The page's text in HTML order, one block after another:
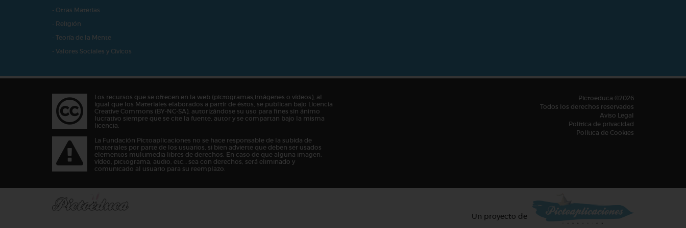
- Otras Materias
- Religión
- Teoría de la Mente
- Valores Sociales y Cívicos
Los recursos que se ofrecen en la web (pictogramas,imágenes o vídeos), al
igual que los Materiales elaborados a partir de éstos, se publican bajo Licencia
Creative Commons (BY-NC-SA), autorizándose su uso para fines sin ánimo
lucrativo siempre que se cite la fuente, autor y se compartan bajo la misma
licencia.
La Fundación Pictoaplicaciones no se hace responsable de la subida de
materiales por parte de los usuarios, si bien advierte que deben ser usados
elementos multimedia libres de derechos. En caso de que alguna imagen,
vídeo, pictograma, audio, etc… sea con derechos, será eliminado y
comunicado al usuario para su reemplazo.
Pictoeduca ©2026
Todos los derechos reservados
Aviso Legal
Política de privacidad
Política de Cookies
Un proyecto de